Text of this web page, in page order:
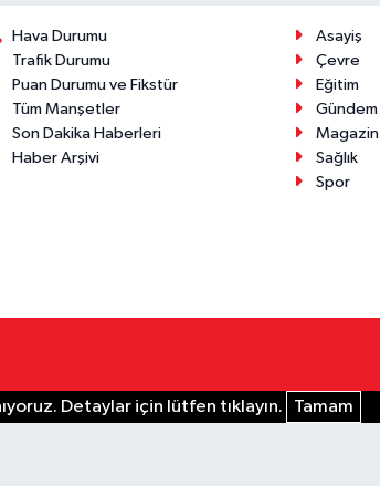
Hava Durumu
Trafik Durumu
Puan Durumu ve Fikstür
Tüm Manşetler
Son Dakika Haberleri
Haber Arşivi
Asayiş
Çevre
Eğitim
Gündem
Magazin
Sağlık
Spor
Detaylar için lütfen tıklayın. Tamam